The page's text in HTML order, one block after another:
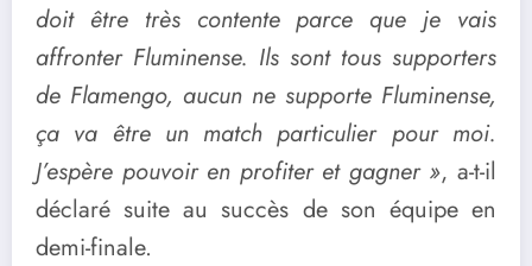
doit être très contente parce que je vais
affronter Fluminense. Ils sont tous supporters
de Flamengo, aucun ne supporte Fluminense,
ça va être un match particulier pour moi.
J’espère pouvoir en profiter et gagner », a-t-il
déclaré suite au succès de son équipe en
demi-finale.